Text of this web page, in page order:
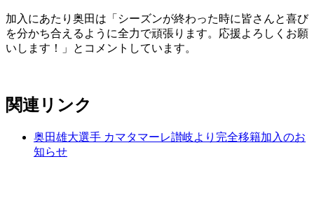
加入にあたり奥田は「シーズンが終わった時に皆さんと喜び
を分かち合えるように全力で頑張ります。応援よろしくお願
いします！」とコメントしています。
関連リンク
奥田雄大選手 カマタマーレ讃岐より完全移籍加入のお
知らせ